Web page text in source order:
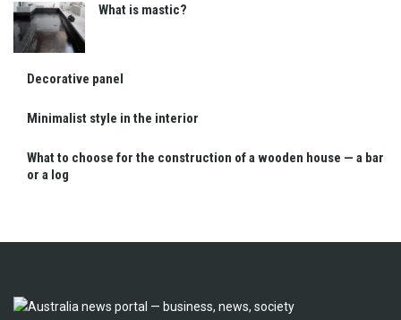
What is mastic?
Decorative panel
Minimalist style in the interior
What to choose for the construction of a wooden house — a bar
or a log